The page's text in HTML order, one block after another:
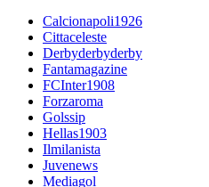
Calcionapoli1926
Cittaceleste
Derbyderbyderby
Fantamagazine
FCInter1908
Forzaroma
Golssip
Hellas1903
Ilmilanista
Juvenews
Mediagol